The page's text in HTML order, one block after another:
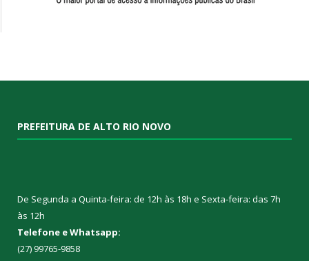
PREFEITURA DE ALTO RIO NOVO
De Segunda a Quinta-feira: de 12h às 18h e Sexta-feira: das 7h
às 12h
Telefone e Whatsapp:
(27) 99765-9858